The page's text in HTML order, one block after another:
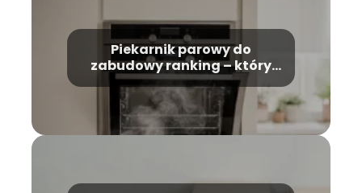
Piekarnik parowy do
zabudowy ranking – który
model wybrać?